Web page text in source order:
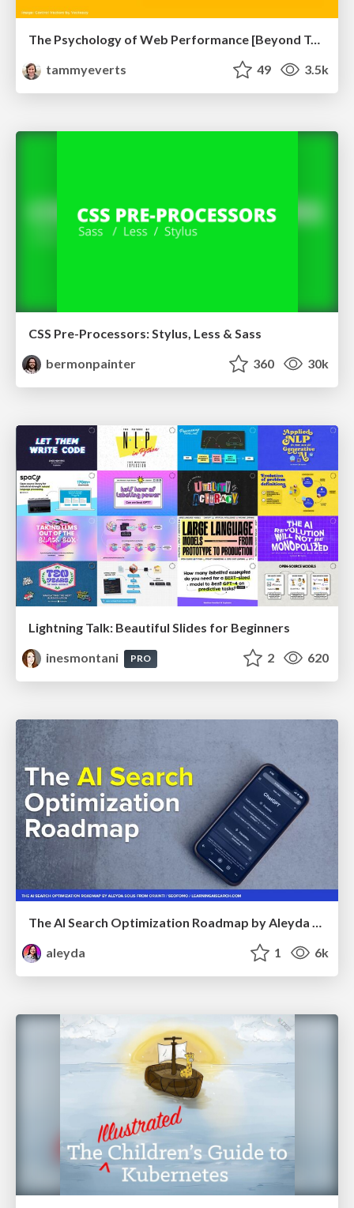
The Psychology of Web Performance [Beyond Tellerrand 2023]
tammyeverts
49 3.5k
CSS Pre-Processors: Stylus, Less & Sass
bermonpainter
360 30k
Lightning Talk: Beautiful Slides for Beginners
inesmontani
PRO 2 620
The AI Search Optimization Roadmap by Aleyda Solis
aleyda
1 6k